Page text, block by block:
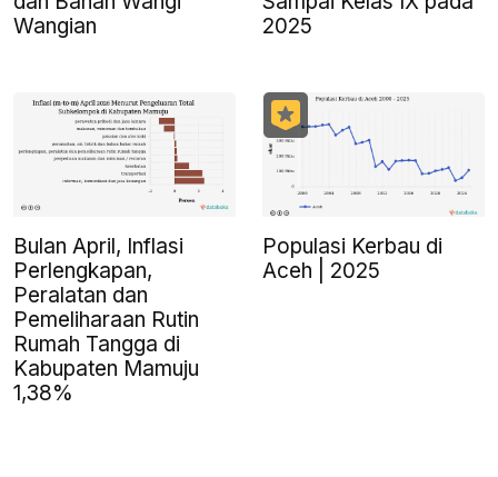
Wangian
2025
Bulan April, Inflasi
Perlengkapan,
Peralatan dan
Pemeliharaan Rutin
Rumah Tangga di
Kabupaten Mamuju
1,38%
Populasi Kerbau di
Aceh | 2025